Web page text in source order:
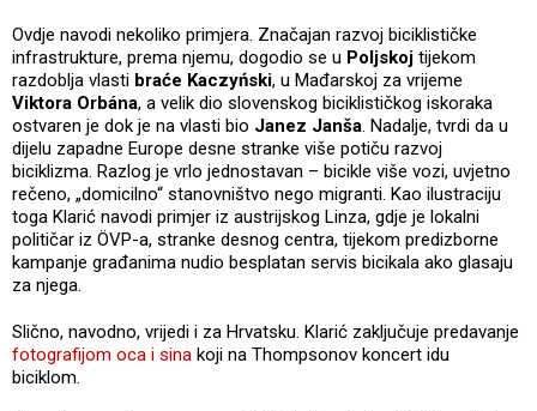
Ovdje navodi nekoliko primjera. Značajan razvoj biciklističke
infrastrukture, prema njemu, dogodio se u Poljskoj tijekom
razdoblja vlasti braće Kaczyński, u Mađarskoj za vrijeme
Viktora Orbána, a velik dio slovenskog biciklističkog iskoraka
ostvaren je dok je na vlasti bio Janez Janša. Nadalje, tvrdi da u
dijelu zapadne Europe desne stranke više potiču razvoj
biciklizma. Razlog je vrlo jednostavan – bicikle više vozi, uvjetno
rečeno, „domicilno“ stanovništvo nego migranti. Kao ilustraciju
toga Klarić navodi primjer iz austrijskog Linza, gdje je lokalni
političar iz ÖVP-a, stranke desnog centra, tijekom predizborne
kampanje građanima nudio besplatan servis bicikala ako glasaju
za njega.
Slično, navodno, vrijedi i za Hrvatsku. Klarić zaključuje predavanje
fotografijom oca i sina koji na Thompsonov koncert idu
biciklom.